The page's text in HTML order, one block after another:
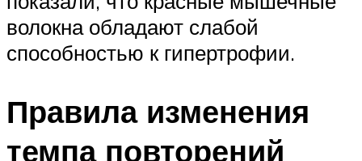
волокна обладают слабой
способностью к гипертрофии.
Правила изменения
темпа повторений